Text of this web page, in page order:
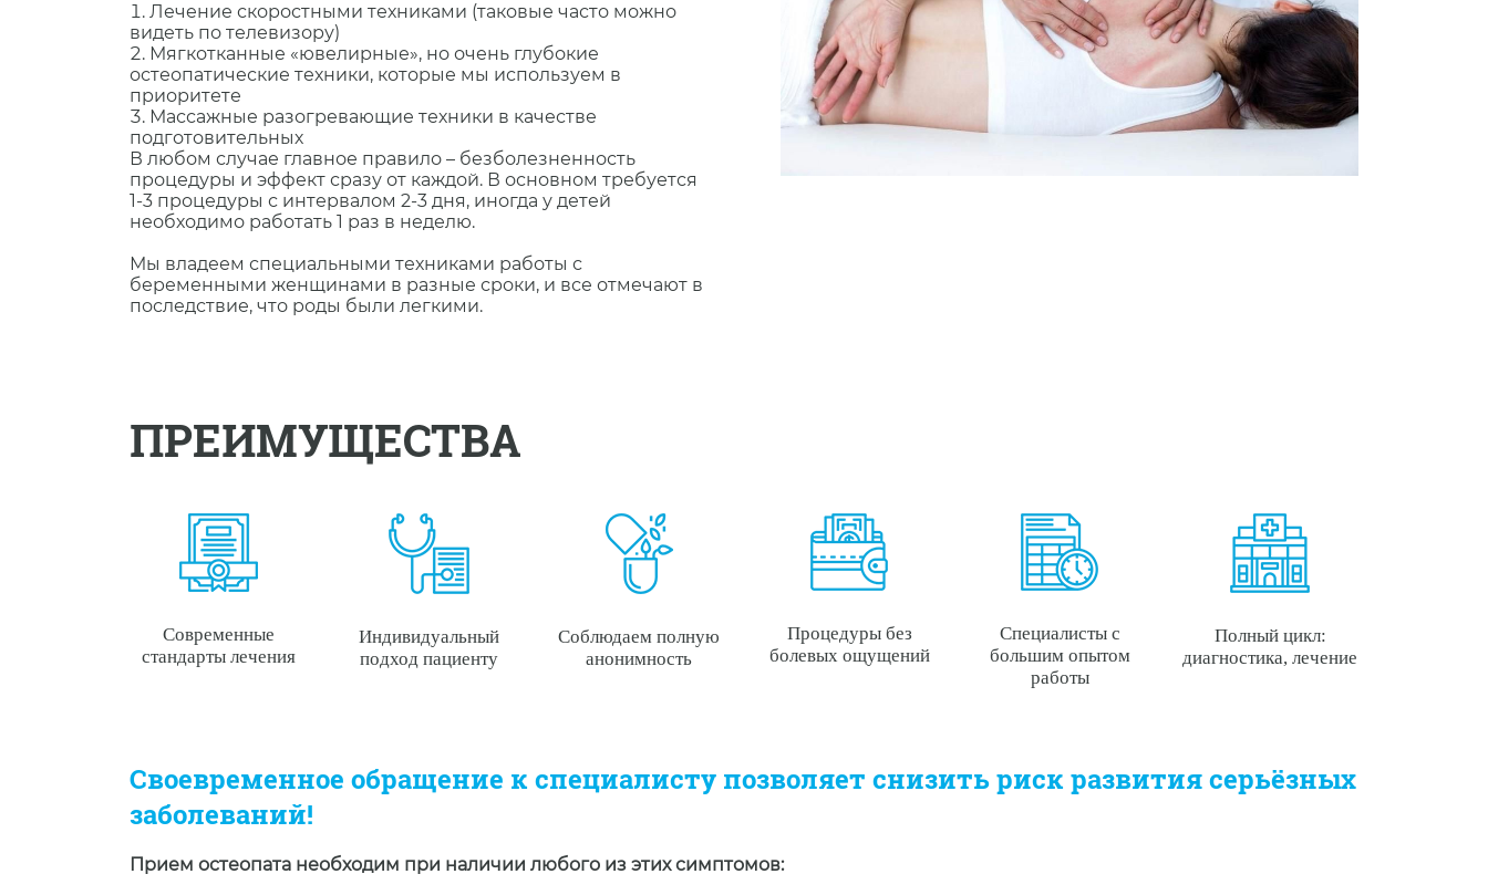
Лечение скоростными техниками (таковые часто можно
видеть по телевизору)
Мягкотканные «ювелирные», но очень глубокие
остеопатические техники, которые мы используем в
приоритете
Массажные разогревающие техники в качестве
подготовительных
В любом случае главное правило – безболезненность
процедуры и эффект сразу от каждой. В основном требуется
1-3 процедуры с интервалом 2-3 дня, иногда у детей
необходимо работать 1 раз в неделю.
Мы владеем специальными техниками работы с
беременными женщинами в разные сроки, и все отмечают в
последствие, что роды были легкими.
ПРЕИМУЩЕСТВА
Современные
стандарты лечения
Индивидуальный
подход пациенту
Соблюдаем полную
анонимность
Процедуры без
болевых ощущений
Специалисты с
большим опытом
работы
Полный цикл:
диагностика, лечение
Своевременное обращение к специалисту позволяет снизить риск развития серьёзных
заболеваний!
Прием остеопата необходим при наличии любого из этих симптомов: